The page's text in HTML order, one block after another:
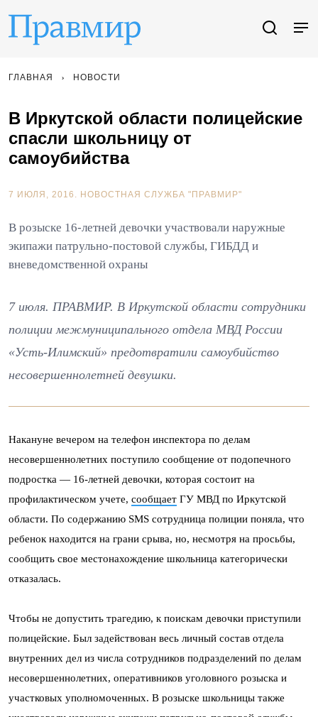
ГЛАВНАЯ НОВОСТИ
В Иркутской области полицейские
спасли школьницу от
самоубийства
7 ИЮЛЯ, 2016. НОВОСТНАЯ СЛУЖБА "ПРАВМИР"
В розыске 16-летней девочки участвовали наружные
экипажи патрульно-постовой службы, ГИБДД и
вневедомственной охраны
7 июля. ПРАВМИР. В Иркутской области сотрудники
полиции межмуниципального отдела МВД России
«Усть-Илимский» предотвратили самоубийство
несовершеннолетней девушки.
Накануне вечером на телефон инспектора по делам
несовершеннолетних поступило сообщение от подопечного
подростка — 16-летней девочки, которая состоит на
профилактическом учете, сообщает ГУ МВД по Иркутской
области. По содержанию SMS сотрудница полиции поняла, что
ребенок находится на грани срыва, но, несмотря на просьбы,
сообщить свое местонахождение школьница категорически
отказалась.
Чтобы не допустить трагедию, к поискам девочки приступили
полицейские. Был задействован весь личный состав отдела
внутренних дел из числа сотрудников подразделений по делам
несовершеннолетних, оперативников уголовного розыска и
участковых уполномоченных. В розыске школьницы также